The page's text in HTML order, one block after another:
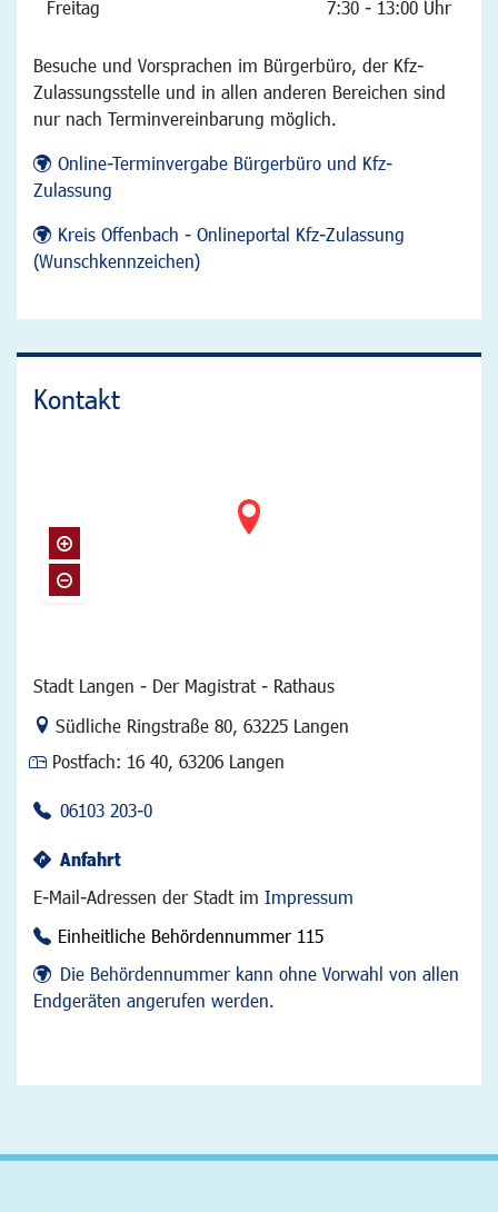
Freitag 7:30 - 13:00 Uhr
Besuche und Vorsprachen im Bürgerbüro, der Kfz-
Zulassungsstelle und in allen anderen Bereichen sind
nur nach Terminvereinbarung möglich.
Online-Terminvergabe Bürgerbüro und Kfz-
Zulassung
Kreis Offenbach - Onlineportal Kfz-Zulassung
(Wunschkennzeichen)
Kontakt
Stadt Langen - Der Magistrat - Rathaus
Link zur Google-Maps Navigation
Südliche Ringstraße 80, 63225 Langen
Postfach: 16 40, 63206 Langen
06103 203-0
Anfahrt
E-Mail-Adressen der Stadt im Impressum
Einheitliche Behördennummer 115
Die Behördennummer kann ohne Vorwahl von allen
Endgeräten angerufen werden.